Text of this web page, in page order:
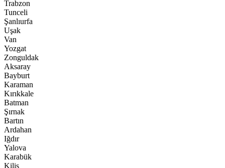
Trabzon
Tunceli
Şanlıurfa
Uşak
Van
Yozgat
Zonguldak
Aksaray
Bayburt
Karaman
Kırıkkale
Batman
Şırnak
Bartın
Ardahan
Iğdır
Yalova
Karabük
Kilis